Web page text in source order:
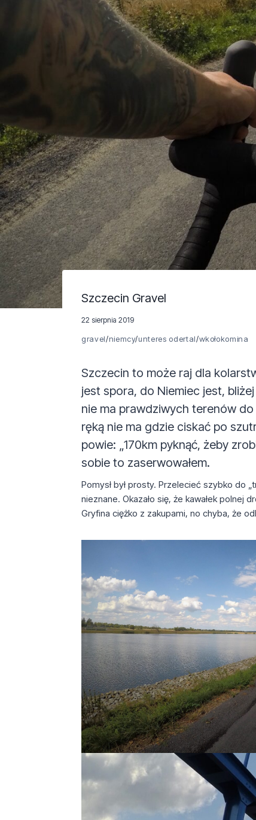
Szczecin Gravel
22 sierpnia 2019
gravel/niemcy/unteres odertal/wkołokomina
Szczecin to może raj dla
jest spora, do Niemiec jest,
nie ma prawdziwych terenów
ręką nie ma gdzie ciskać po
powie: „170km pyknąć, żeby
sobie to zaserwowałem.
Pomysł był prosty. Przelecieć szybko do
nieznane. Okazało się, że kawałek polnej
Gryfina ciężko z zakupami, no chyba, że